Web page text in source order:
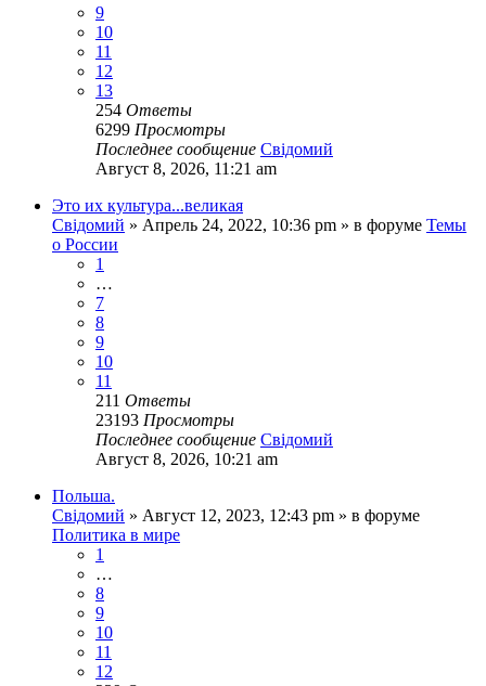
9
10
11
12
13
254 Ответы
6299 Просмотры
Последнее сообщение Свідомий
Август 8, 2026, 11:21 am
Это их культура...великая
Свідомий » Апрель 24, 2022, 10:36 pm » в форуме Темы
о России
1
…
7
8
9
10
11
211 Ответы
23193 Просмотры
Последнее сообщение Свідомий
Август 8, 2026, 10:21 am
Польша.
Свідомий » Август 12, 2023, 12:43 pm » в форуме
Политика в мире
1
…
8
9
10
11
12